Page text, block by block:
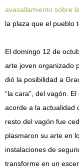
avasallamiento sobre
la plaza que el pueblo
El domingo 12 de
arte joven organizado
dió la posibilidad a
“la cara”, del vagón.
acorde a la actualidad
resto del vagón fue
plasmaron su arte en
instalaciones de
transforme en un